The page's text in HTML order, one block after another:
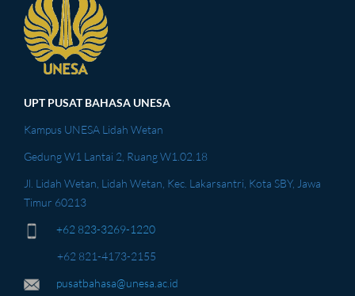
UPT PUSAT BAHASA UNESA
Kampus UNESA Lidah Wetan
Gedung W1 Lantai 2, Ruang W1.02.18
Jl. Lidah Wetan, Lidah Wetan, Kec. Lakarsantri, Kota SBY, Jawa
Timur 60213
+62 823-3269-1220
+62 821-4173-2155
pusatbahasa@unesa.ac.id